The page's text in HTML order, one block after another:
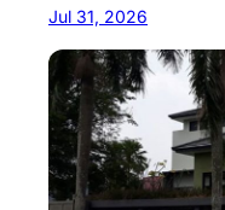
Jul 31, 2026